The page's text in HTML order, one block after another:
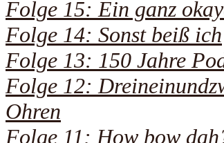
Folge 15: Ein ganz
Folge 14: Sonst beiß ich
Folge 13: 150 Jahre
Folge 12:
Ohren
Folge 11: How bow